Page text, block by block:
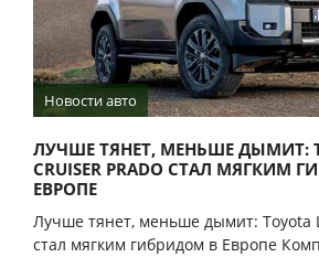
Новости авто
ЛУЧШЕ ТЯНЕТ, МЕНЬШЕ ДЫМИТ:
CRUISER PRADO СТАЛ МЯГКИМ
ЕВРОПЕ
Лучше тянет, меньше дымит: Toyota
стал мягким гибридом в Европе